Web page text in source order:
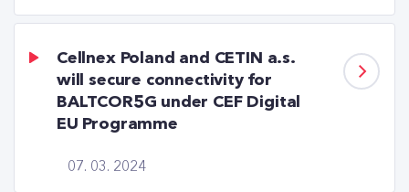
07. 03. 2024
Cellnex Poland and CETIN a.s.
will secure connectivity for
BALTCOR5G under CEF Digital
EU Programme